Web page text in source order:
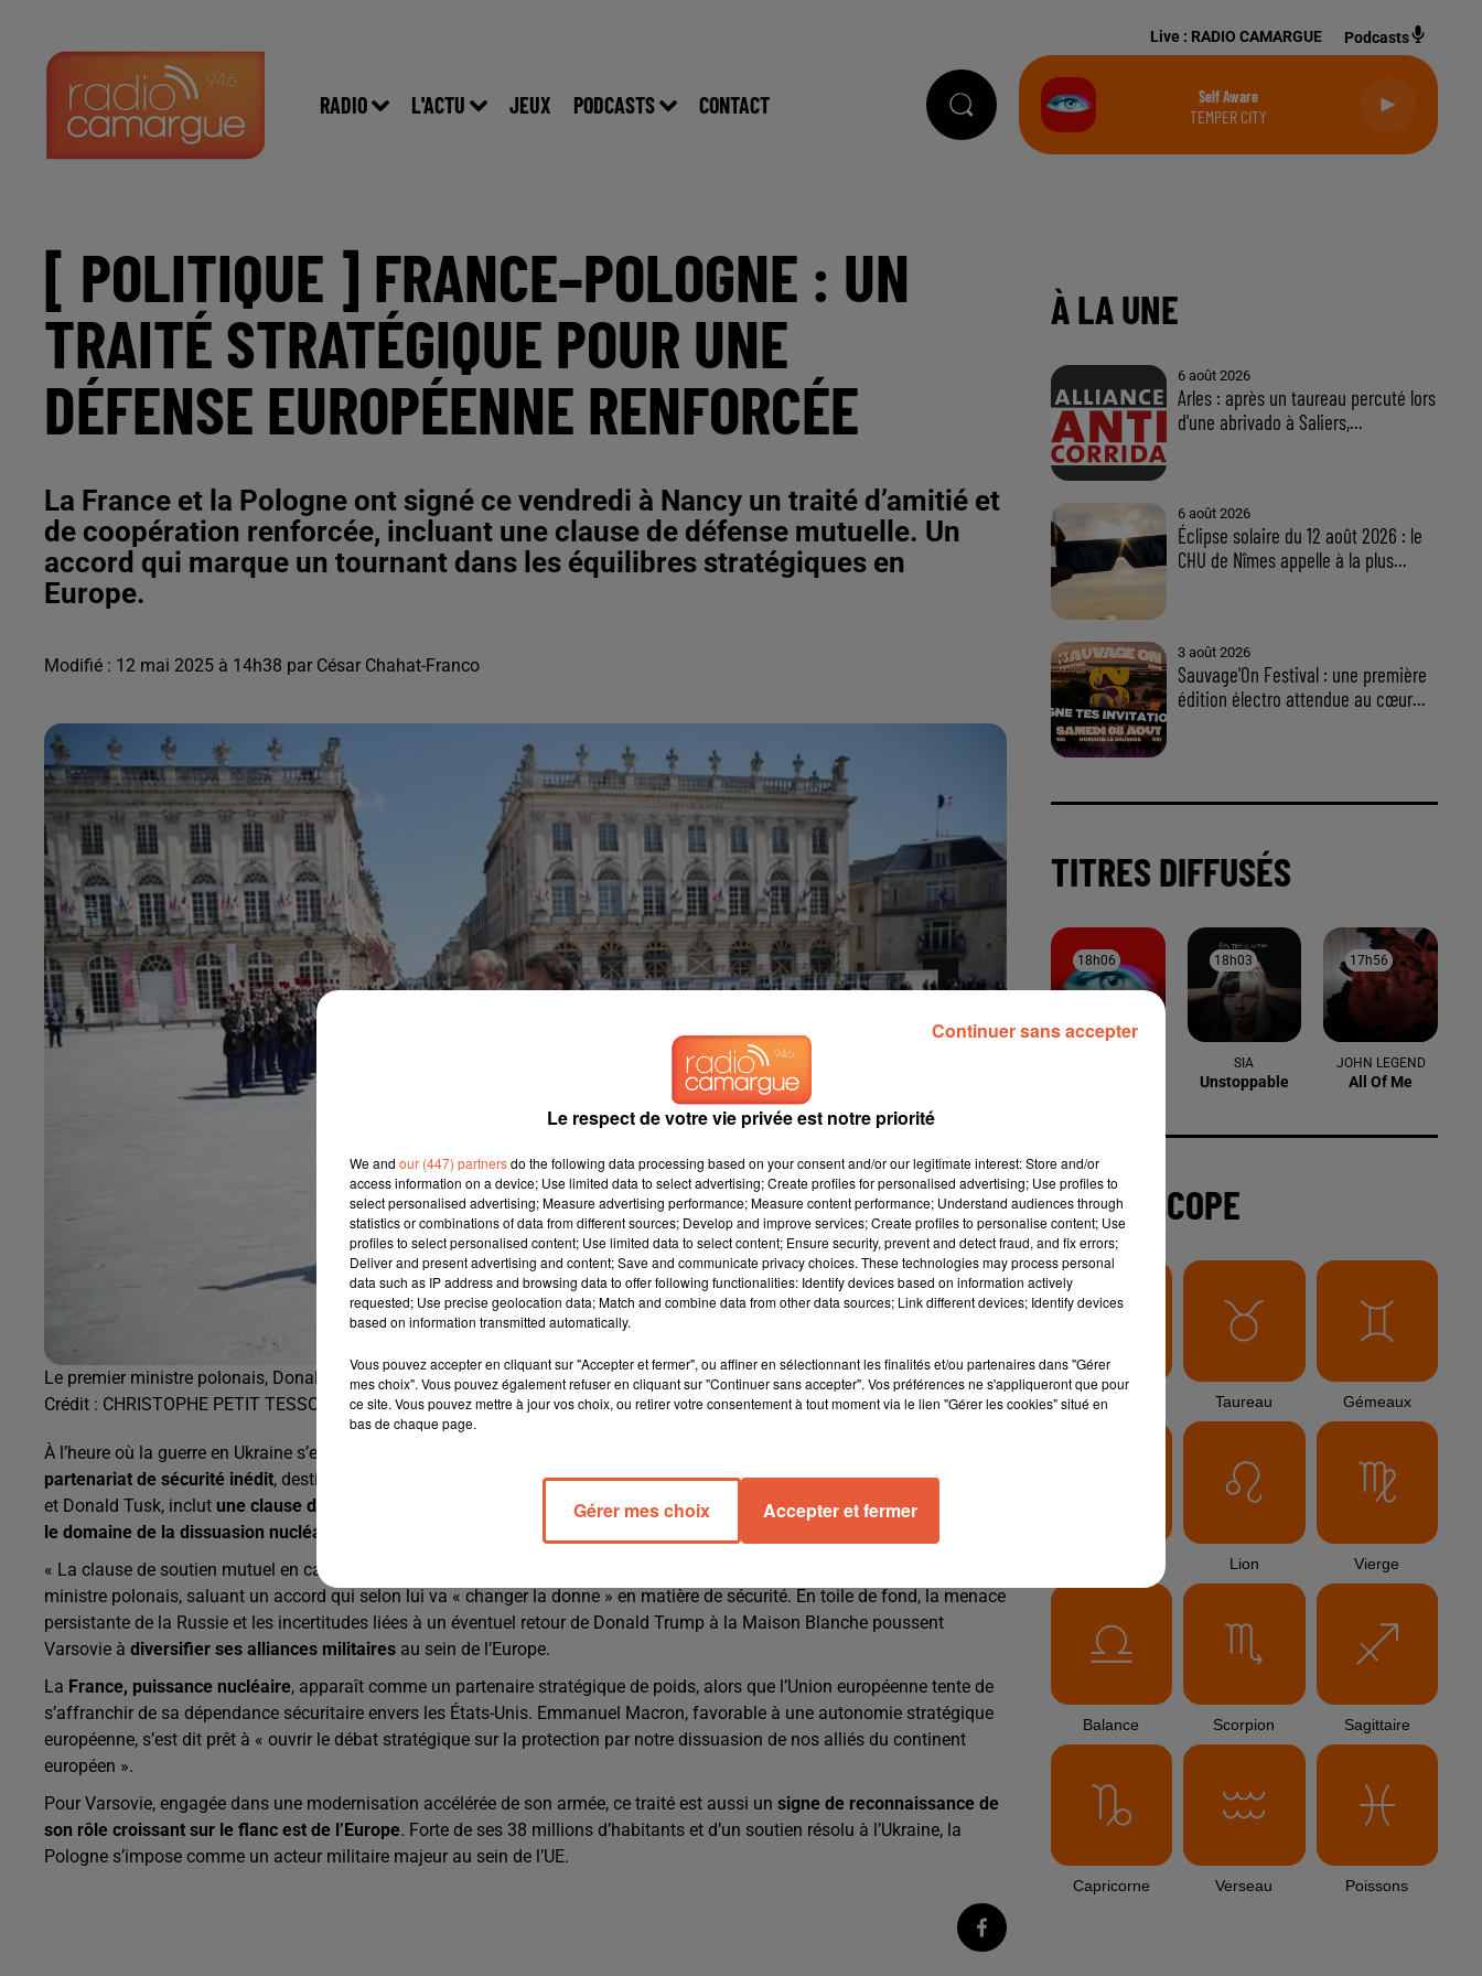
RADIO L'ACTU JEUX PODCASTS CONTACT
Live : RADIO CAMARGUE Podcasts
Self Aware
TEMPER CITY
[ POLITIQUE ] FRANCE–POLOGNE : UN
TRAITÉ STRATÉGIQUE POUR UNE
DÉFENSE EUROPÉENNE RENFORCÉE
La France et la Pologne ont signé ce vendredi à Nancy un traité d’amitié et
de coopération renforcée, incluant une clause de défense mutuelle. Un
accord qui marque un tournant dans les équilibres stratégiques en
Europe.
Modifié : 12 mai 2025 à 14h38 par César Chahat-Franco
Le premier ministre polonais, Donald Tusk et Emmanuel Macron à Nancy, le 9 mai 2025
Crédit : CHRISTOPHE PETIT TESSON/AFP
À l’heure où la guerre en Ukraine s’enlise et où le désengagement américain en Europe inquiète,
partenariat de sécurité inédit, destiné à réaffirmer leur solidarité bilatérale. Ce traité, signé à Nancy entre Emmanuel Macron
et Donald Tusk, inclut une clause de soutien réciproque en cas d’agression, ainsi qu’une
ouverture à la coopération dans
le domaine de la dissuasion nucléaire
« La clause de soutien mutuel en cas d’agression est l’essence même de ce traité », a déclaré Donald Tusk, le Premier
ministre polonais, saluant un accord qui selon lui va « changer la donne » en matière de sécurité. En toile de fond, la menace
persistante de la Russie et les incertitudes liées à un éventuel retour de Donald Trump à la Maison Blanche poussent
Varsovie à diversifier ses alliances militaires au sein de l’Europe.
La France, puissance nucléaire, apparaît comme un partenaire stratégique de poids, alors que l’Union européenne tente de
s’affranchir de sa dépendance sécuritaire envers les États-Unis. Emmanuel Macron, favorable à une autonomie stratégique
européenne, s’est dit prêt à « ouvrir le débat stratégique sur la protection par notre dissuasion de nos alliés du continent
européen ».
Pour Varsovie, engagée dans une modernisation accélérée de son armée, ce traité est aussi un signe de reconnaissance de
son rôle croissant sur le flanc est de l’Europe. Forte de ses 38 millions d’habitants et d’un soutien résolu à l’Ukraine, la
Pologne s’impose comme un acteur militaire majeur au sein de l’UE.
À LA UNE
6 août 2026
Arles : après un taureau percuté lors
d'une abrivado à Saliers,...
6 août 2026
Éclipse solaire du 12 août 2026 : le
CHU de Nîmes appelle à la plus...
3 août 2026
Sauvage'On Festival : une première
édition électro attendue au cœur...
TITRES DIFFUSÉS
18h06
18h06 18h03
18h03
SIA
Unstoppable
17h56
17h56
JOHN LEGEND
All Of Me
L'HOROSCOPE
Bélier Taureau Gémeaux
Lion Vierge
Balance Scorpion Sagittaire
Capricorne Verseau Poissons
Le respect de votre vie privée est notre priorité
We and our (447) partnersdo the following data processing based on your consent and/or our legitimate interest: Store and/or
access information on a device; Use limited data to select advertising; Create profiles for personalised advertising; Use profiles to
select personalised advertising; Measure advertising performance; Measure content performance; Understand audiences through
statistics or combinations of data from different sources; Develop and improve services; Create profiles to personalise content; Use
profiles to select personalised content; Use limited data to select content; Ensure security, prevent and detect fraud, and fix errors;
Deliver and present advertising and content; Save and communicate privacy choices. These technologies may process personal
data such as IP address and browsing data to offer following functionalities: Identify devices based on information actively
requested; Use precise geolocation data; Match and combine data from other data sources; Link different devices; Identify devices
based on information transmitted automatically.
Vous pouvez accepter en cliquant sur "Accepter et fermer", ou affiner en sélectionnant les finalités et/ou partenaires dans "Gérer
mes choix". Vous pouvez également refuser en cliquant sur "Continuer sans accepter". Vos préférences ne s'appliqueront que pour
ce site. Vous pouvez mettre à jour vos choix, ou retirer votre consentement à tout moment via le lien "Gérer les cookies" situé en
bas de chaque page.
Gérer mes choix Accepter et fermer
Continuer sans accepter